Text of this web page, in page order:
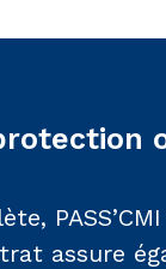
assure